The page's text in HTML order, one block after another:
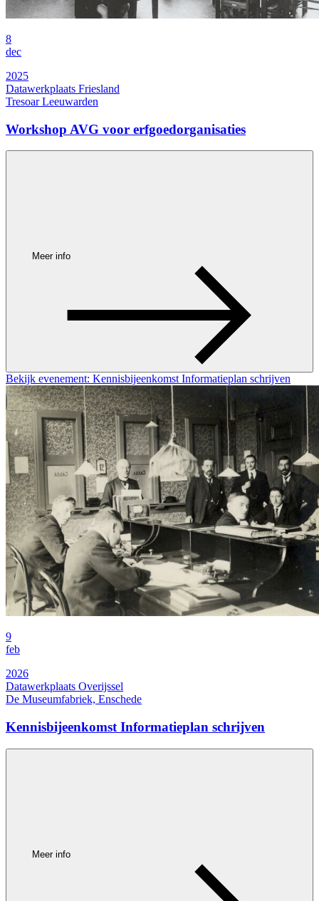
8
dec
2025
Datawerkplaats Friesland
Tresoar Leeuwarden
Workshop AVG voor erfgoedorganisaties
Meer info
Bekijk evenement: Kennisbijeenkomst Informatieplan schrijven
9
feb
2026
Datawerkplaats Overijssel
De Museumfabriek, Enschede
Kennisbijeenkomst Informatieplan schrijven
Meer info